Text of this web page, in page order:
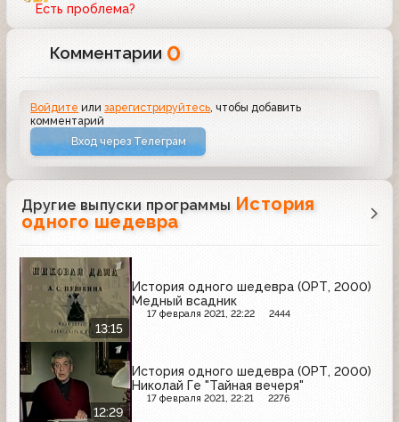
Есть проблема?
Комментарии 0
Войдите илизарегистрируйтесь , чтобы добавить
комментарий
Вход через Телеграм
Другие выпуски программы История
одного шедевра
13:15
История одного шедевра (ОРТ, 2000)
Медный всадник
17 февраля 2021, 22:22 2444
12:29
История одного шедевра (ОРТ, 2000)
Николай Ге "Тайная вечеря"
17 февраля 2021, 22:21 2276